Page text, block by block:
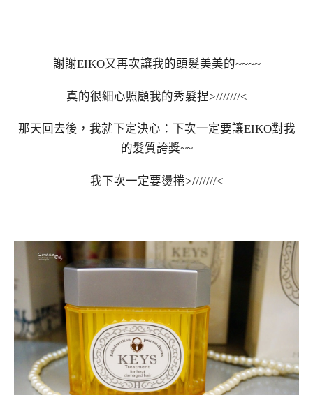
謝謝EIKO又再次讓我的頭髮美美的~~~~
真的很細心照顧我的秀髮捏>///////<
那天回去後，我就下定決心：下次一定要讓EIKO對我
的髮質誇獎~~
我下次一定要燙捲>///////<